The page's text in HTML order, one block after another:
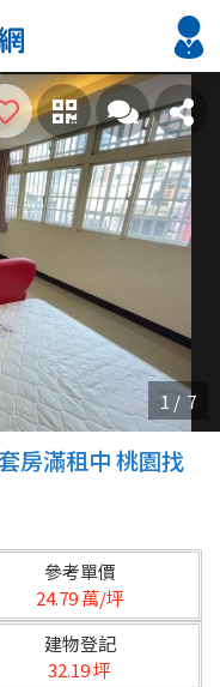
搜尋
降價好屋限量釋出
價好屋限量釋出
房滿租中 桃園找
參考單價
24.79 萬/坪
建物登記
32.19 坪